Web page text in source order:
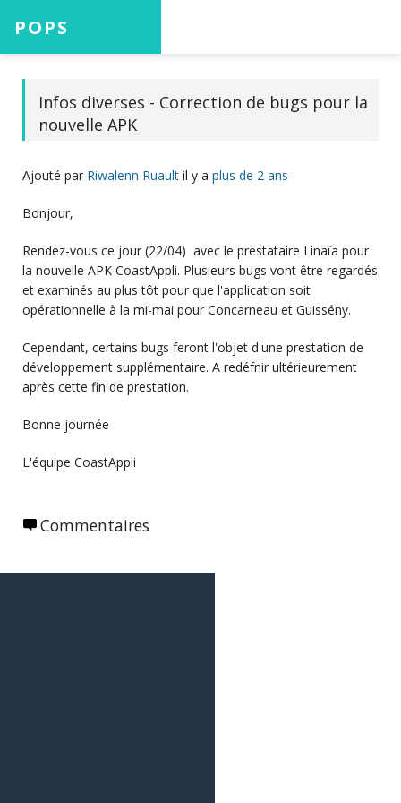
POPS
Accueil
Projets
Aide
Connexion
Infos diverses - Correction de bugs pour la
nouvelle APK
Ajouté par Riwalenn Ruault il y a plus de 2 ans
Bonjour,
Rendez-vous ce jour (22/04) avec le prestataire Linaïa pour
la nouvelle APK CoastAppli. Plusieurs bugs vont être regardés
et examinés au plus tôt pour que l'application soit
opérationnelle à la mi-mai pour Concarneau et Guissény.
Cependant, certains bugs feront l'objet d'une prestation de
développement supplémentaire. A redéfnir ultérieurement
après cette fin de prestation.
Bonne journée
L'équipe CoastAppli
Commentaires